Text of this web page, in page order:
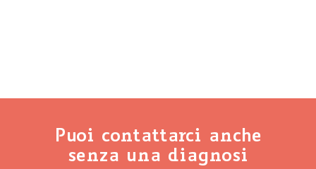
Puoi contattarci anche
senza una diagnosi